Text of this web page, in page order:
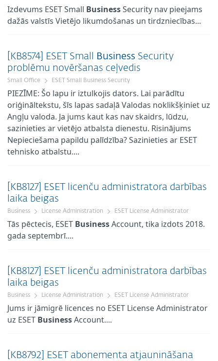
Izdevums ESET Small BusinessSecurity nav pieejams
dažās valstīs Vietējo likumdošanas un tirdzniecības...
[KB8574] ESET Small Business Security
problēmu novēršanas ceļvedis
Small Office ESET Small Business Security
PIEZĪME: Šo lapu ir iztulkojis dators. Lai parādītu
oriģināltekstu, šīs lapas sadaļā Valodas noklikšķiniet uz
Angļu valoda. Ja jums kaut kas nav skaidrs, lūdzu,
sazinieties ar vietējo atbalsta dienestu. Risinājums
Nepieciešama papildu palīdzība? Sazinieties ar ESET
tehnisko atbalstu....
[KB8127] ESET licenču administratora darbības
laika beigas
Business License Administration ESET License Administrator
Tās pēctecis, ESET BusinessAccount, tika izdots 2018.
gada septembrī....
[KB8127] ESET licenču administratora darbības
laika beigas
Business License Administration ESET License Administrator
Jums ir jāmigrē licences no ESET License Administrator
uz ESET BusinessAccount....
[KB8792] ESET abonementa atjaunināšana